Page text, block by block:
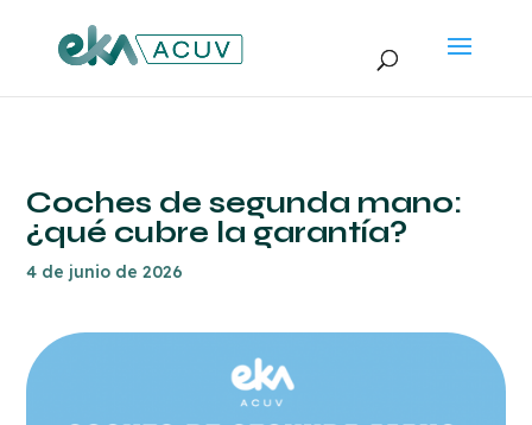
Coches de segunda mano:
¿qué cubre la garantía?
4 de junio de 2026